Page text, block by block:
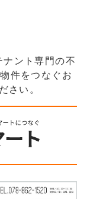
ント専門の不
件をつなぐお
さい。